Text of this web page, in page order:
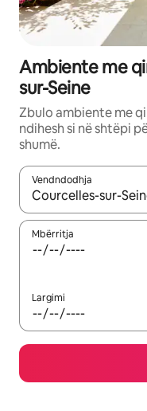
Ambiente me
sur-Seine
Zbulo ambiente me
ndihesh si në shtëpi
shumë.
Vendndodhja
Kur rezultatet të jenë
Mbërritja
Largimi